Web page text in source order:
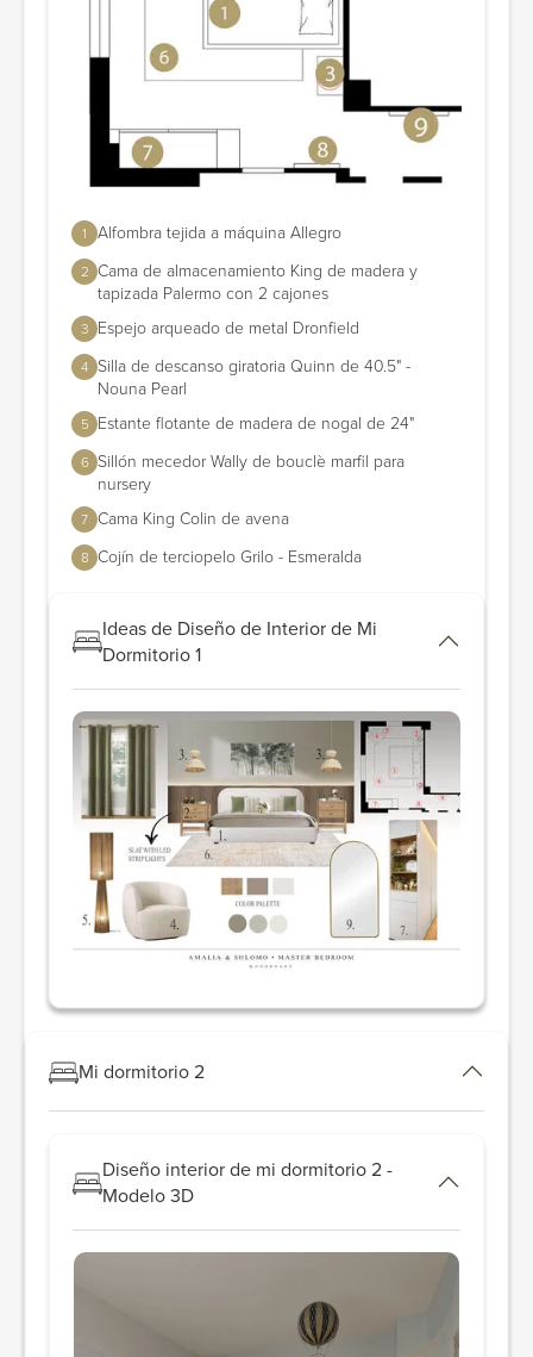
1 Alfombra tejida a máquina Allegro
2 Cama de almacenamiento King de madera y
tapizada Palermo con 2 cajones
3 Espejo arqueado de metal Dronfield
4 Silla de descanso giratoria Quinn de 40.5" -
Nouna Pearl
5 Estante flotante de madera de nogal de 24"
6 Sillón mecedor Wally de bouclè marfil para
nursery
7 Cama King Colin de avena
8 Cojín de terciopelo Grilo - Esmeralda
Ideas de Diseño de Interior de Mi
Dormitorio 1
Mi dormitorio 2
Diseño interior de mi dormitorio 2 -
Modelo 3D